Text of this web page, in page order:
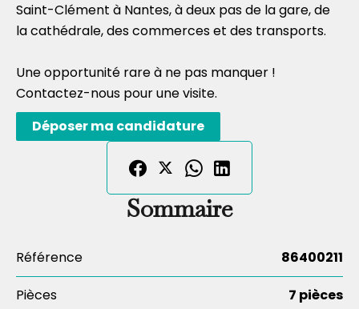
Saint-Clément à Nantes, à deux pas de la gare, de
la cathédrale, des commerces et des transports.
Une opportunité rare à ne pas manquer !
Contactez-nous pour une visite.
Déposer ma candidature
Sommaire
Référence 86400211
Pièces 7 pièces